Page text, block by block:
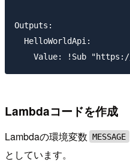
Outputs:
  HelloWorldApi:
Lambdaコードを作成
Lambdaの環境変数 MESSAGE
としています。